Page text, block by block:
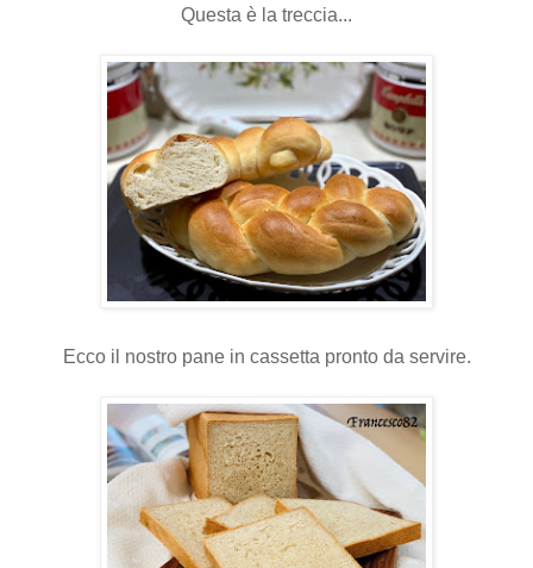
Questa è la treccia...
Ecco il nostro pane in cassetta pronto da servire.